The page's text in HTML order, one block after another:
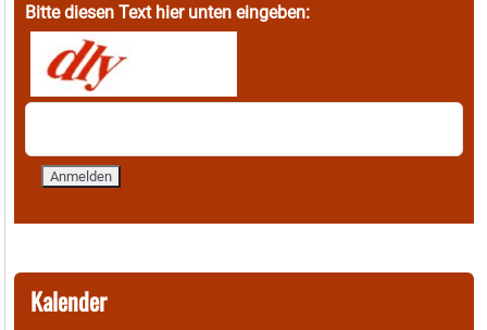
Bitte diesen Text hier unten eingeben:
Kalender